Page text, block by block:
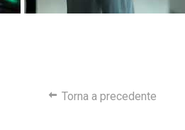
Torna a precedente